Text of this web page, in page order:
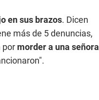
en sus brazos. Dicen
más de 5 denuncias,
por morder a una señora